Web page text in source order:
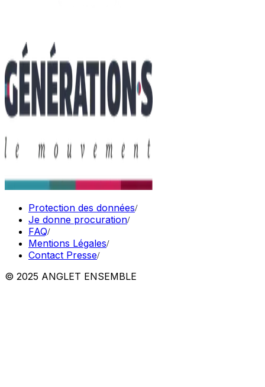
Protection des données/
Je donne procuration/
FAQ/
Mentions Légales/
Contact Presse/
© 2025 ANGLET ENSEMBLE